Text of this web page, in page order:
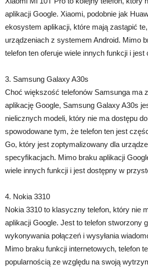
aplikacji Google. Xiaomi, podobnie jak
ekosystem aplikacji, które mają zastąpić
urządzeniach z systemem Android. Mimo
telefon ten oferuje wiele innych funkcji i jest
3. Samsung Galaxy A30s
Choć większość telefonów Samsunga ma
aplikację Google, Samsung Galaxy A30s
nielicznych modeli, który nie ma dostępu
spowodowane tym, że telefon ten jest
Go, który jest zoptymalizowany dla
specyfikacjach. Mimo braku aplikacji
wiele innych funkcji i jest dostępny w
4. Nokia 3310
Nokia 3310 to klasyczny telefon, który nie
aplikacji Google. Jest to telefon stworzony
wykonywania połączeń i wysyłania
Mimo braku funkcji internetowych, telefon
popularnością ze względu na swoją